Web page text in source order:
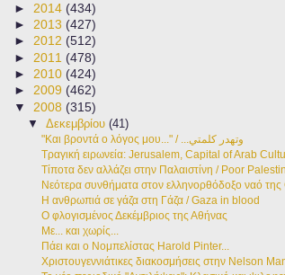
► 2014 (434)
► 2013 (427)
► 2012 (512)
► 2011 (478)
► 2010 (424)
► 2009 (462)
▼ 2008 (315)
▼Δεκεμβρίου(41)
"Και βροντά ο λόγος μου..." / ...وتهدر كلمتي
Τραγική ειρωνεία: Jerusalem, Capital of Arab
Τίποτα δεν αλλάζει στην Παλαιστίνη / Poor
Νεότερα συνθήματα στον ελληνορθόδοξο ναό
Η ανθρωπιά σε γάζα στη Γάζα / Gaza in blood
Ο φλογισμένος Δεκέμβριος της Αθήνας
Με... και χωρίς...
Πάει και ο Νομπελίστας Harold Pinter...
Χριστουγεννιάτικες διακοσμήσεις στην Nelson